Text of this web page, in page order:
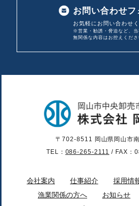
お問い合わせフ
お気軽にお問い合わせ
※営業・勧誘・脅迫など、当
無関係な内容は お控えくださ
〒702-8511 岡山県岡山市
TEL： 086-265-2111 / FAX：
会社案内 仕事紹介 採用情
漁業関係の方へ
お知らせ